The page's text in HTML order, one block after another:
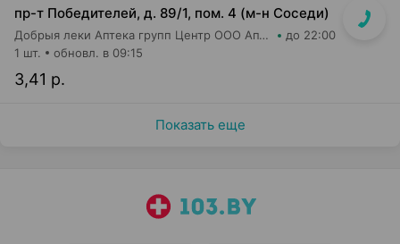
пр-т Победителей, д. 89/1, пом. 4 (м-н Соседи)
Добрыя леки Аптека групп Центр ООО Аптека №43 до 22:00
3,41 р.
1 шт. обновл. в 09:15
Показать еще